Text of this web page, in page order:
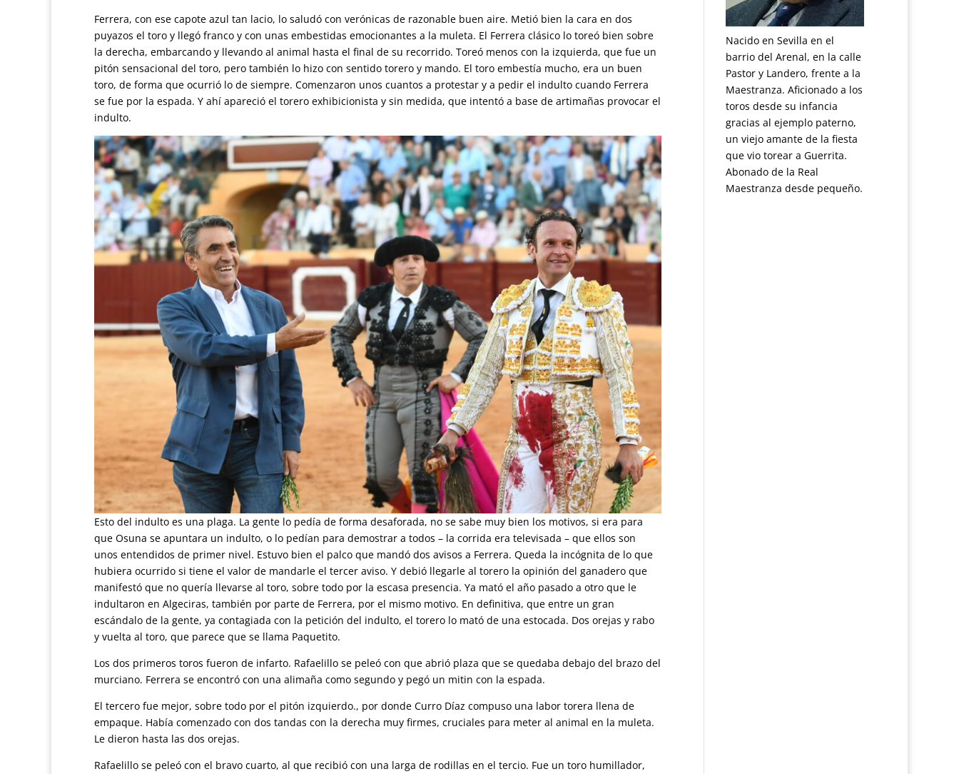
Ferrera, con ese capote azul tan lacio, lo saludó con verónicas de razonable buen aire. Metió bien la cara en dos
puyazos el toro y llegó franco y con unas embestidas emocionantes a la muleta. El Ferrera clásico lo toreó bien sobre
la derecha, embarcando y llevando al animal hasta el final de su recorrido. Toreó menos con la izquierda, que fue un
pitón sensacional del toro, pero también lo hizo con sentido torero y mando. El toro embestía mucho, era un buen
toro, de forma que ocurrió lo de siempre. Comenzaron unos cuantos a protestar y a pedir el indulto cuando Ferrera
se fue por la espada. Y ahí apareció el torero exhibicionista y sin medida, que intentó a base de artimañas provocar el
indulto.
Esto del indulto es una plaga. La gente lo pedía de forma desaforada, no se sabe muy bien los motivos, si era para
que Osuna se apuntara un indulto, o lo pedían para demostrar a todos – la corrida era televisada – que ellos son
unos entendidos de primer nivel. Estuvo bien el palco que mandó dos avisos a Ferrera. Queda la incógnita de lo que
hubiera ocurrido si tiene el valor de mandarle el tercer aviso. Y debió llegarle al torero la opinión del ganadero que
manifestó que no quería llevarse al toro, sobre todo por la escasa presencia. Ya mató el año pasado a otro que le
indultaron en Algeciras, también por parte de Ferrera, por el mismo motivo. En definitiva, que entre un gran
escándalo de la gente, ya contagiada con la petición del indulto, el torero lo mató de una estocada. Dos orejas y rabo
y vuelta al toro, que parece que se llama Paquetito.
Los dos primeros toros fueron de infarto. Rafaelillo se peleó con que abrió plaza que se quedaba debajo del brazo del
murciano. Ferrera se encontró con una alimaña como segundo y pegó un mitin con la espada.
El tercero fue mejor, sobre todo por el pitón izquierdo., por donde Curro Díaz compuso una labor torera llena de
empaque. Había comenzado con dos tandas con la derecha muy firmes, cruciales para meter al animal en la muleta.
Le dieron hasta las dos orejas.
Rafaelillo se peleó con el bravo cuarto, al que recibió con una larga de rodillas en el tercio. Fue un toro humillador,
Nacido en Sevilla en el
barrio del Arenal, en la calle
Pastor y Landero, frente a la
Maestranza. Aficionado a los
toros desde su infancia
gracias al ejemplo paterno,
un viejo amante de la fiesta
que vio torear a Guerrita.
Abonado de la Real
Maestranza desde pequeño.